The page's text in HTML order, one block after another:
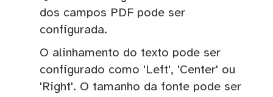
dos campos PDF pode ser
configurada.
O alinhamento do texto pode ser
configurado como 'Left', 'Center' ou
'Right'. O tamanho da fonte pode ser